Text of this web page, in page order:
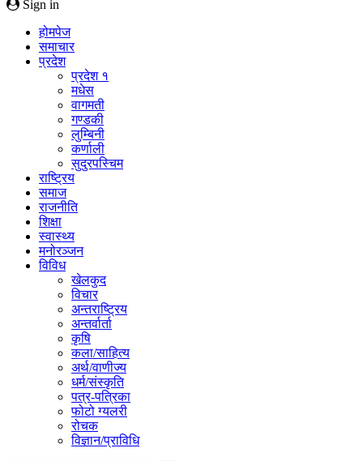
Sign in
होमपेज
समाचार
प्रदेश
प्रदेश १
मधेस
वागमती
गण्डकी
लुम्बिनी
कर्णाली
सुदुरपस्चिम
राष्ट्रिय
समाज
राजनीति
शिक्षा
स्वास्थ्य
मनोरञ्जन
विविध
खेलकुद
विचार
अन्तराष्ट्रिय
अन्तर्वार्ता
कृषि
कला/साहित्य
अर्थ/वाणीज्य
धर्म/संस्कृति
पत्र-पत्रिका
फोटो ग्यलरी
रोचक
विज्ञान/प्राविधि